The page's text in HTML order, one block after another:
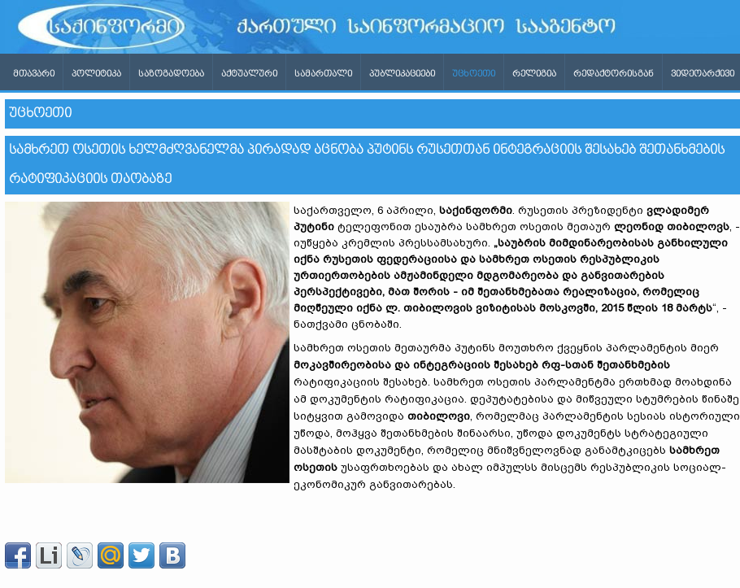
ᲛᲗᲐᲕᲐᲠᲘ ᲞᲝᲚᲘᲢᲘᲙᲐ ᲡᲐᲖᲝᲒᲐᲓᲝᲔᲑᲐ ᲐᲥᲢᲣᲐᲚᲣᲠᲘ ᲡᲐᲛᲐᲠᲗᲐᲚᲘ ᲞᲣᲑᲚᲘᲙᲐᲪᲘᲔᲑᲘ ᲣᲪᲮᲝᲔᲗᲘ ᲠᲔᲚᲘᲒᲘᲐ ᲠᲔᲓᲐᲥᲢᲝᲠᲘᲡᲒᲐᲜ ᲕᲘᲓᲔᲝᲐᲠᲥᲘᲕᲘ
ᲣᲪᲮᲝᲔᲗᲘ
ᲡᲐᲛᲮᲠᲔᲗ ᲝᲡᲔᲗᲘᲡ ᲮᲔᲚᲛᲫᲦᲕᲐᲜᲔᲚᲛᲐ ᲞᲘᲠᲐᲓᲐᲓ ᲐᲪᲜᲝᲑᲐ ᲞᲣᲢᲘᲜᲡ ᲠᲣᲡᲔᲗᲗᲐᲜ ᲘᲜᲢᲔᲒᲠᲐᲪᲘᲘᲡ ᲨᲔᲡᲐᲮᲔᲑ ᲨᲔᲗᲐᲜᲮᲛᲔᲑᲘᲡ
ᲠᲐᲢᲘᲤᲘᲙᲐᲪᲘᲘᲡ ᲗᲐᲝᲑᲐᲖᲔ
საქართველო, 6 აპრილი, საქინფორმი. რუსეთის პრეზიდენტი ვლადიმერ
პუტინი ტელეფონით ესაუბრა სამხრეთ ოსეთის მეთაურ ლეონიდ თიბილოვს, -
იუწყება კრემლის პრესსამსახური. „საუბრის მიმდინარეობისას განხილული
იქნა რუსეთის ფედერაციისა და სამხრეთ ოსეთის რესპუბლიკის
ურთიერთობების ამჟამინდელი მდგომარეობა და განვითარების
პერსპექტივები, მათ შორის - იმ შეთანხმებათა რეალიზაცია, რომელიც
მიღწეული იქნა ლ. თიბილოვის ვიზიტისას მოსკოვში, 2015 წლის 18 მარტს“, -
ნათქვამი ცნობაში.
სამხრეთ ოსეთის მეთაურმა პუტინს მოუთხრო ქვეყნის პარლამენტის მიერ
მოკავშირეობისა და ინტეგრაციის შესახებ რფ-სთან შეთანხმების
რატიფიკაციის შესახებ. სამხრეთ ოსეთის პარლამენტმა ერთხმად მოახდინა
ამ დოკუმენტის რატიფიკაცია. დეპუტატებისა და მიწვეული სტუმრების წინაშე
სიტყვით გამოვიდა თიბილოვი, რომელმაც პარლამენტის სესიას ისტორიული
უწოდა, მოჰყვა შეთანხმების შინაარსი, უწოდა დოკუმენტს სტრატეგიული
მასშტაბის დოკუმენტი, რომელიც მნიშვნელოვნად განამტკიცებს სამხრეთ
ოსეთის უსაფრთხოებას და ახალ იმპულსს მისცემს რესპუბლიკის სოციალ-
ეკონომიკურ განვითარებას.